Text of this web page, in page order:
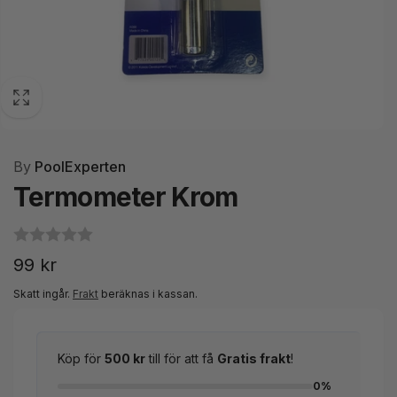
By PoolExperten
Termometer Krom
Ordinarie
pris
99 kr
Skatt ingår. Frakt beräknas i kassan.
Köp för 500 krtill för att få Gratis frakt!
0%